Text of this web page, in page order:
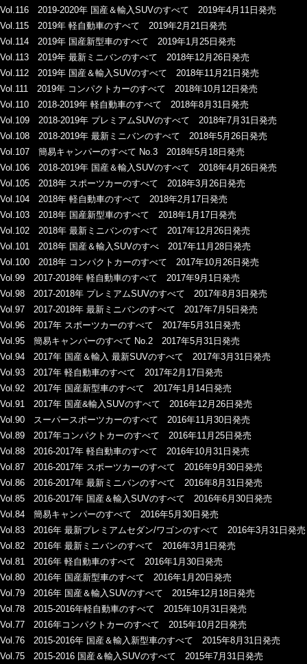
Vol.116 2019-2020年 国産＆輸入SUVのすべて 2019年4月11日発売
Vol.115 2019年 軽自動車のすべて 2019年2月21日発売
Vol.114 2019年 国産新型車のすべて 2019年1月25日発売
Vol.113 2019年 最新ミニバンのすべて 2018年12月26日発売
Vol.112 2019年 国産＆輸入SUVのすべて 2018年11月21日発売
Vol.111 2019年 コンパクトカーのすべて 2018年10月12日発売
Vol.110 2018-2019年 軽自動車のすべて 2018年8月31日発売
Vol.109 2018-2019年 プレミアムSUVのすべて 2018年7月31日発売
Vol.108 2018-2019年 最新ミニバンのすべて 2018年5月26日発売
Vol.107 簡易キャンパーのすべて No.3 2018年5月18日発売
Vol.106 2018-2019年 国産＆輸入SUVのすべて 2018年4月26日発売
Vol.105 2018年 スポーツカーのすべて 2018年3月26日発売
Vol.104 2018年 軽自動車のすべて 2018年2月17日発売
Vol.103 2018年 国産新型車のすべて 2018年1月17日発売
Vol.102 2018年 最新ミニバンのすべて 2017年12月26日発売
Vol.101 2018年 国産＆輸入SUVのすべ 2017年11月28日発売
Vol.100 2018年 コンパクトカーのすべて 2017年10月26日発売
Vol.99 2017-2018年 軽自動車のすべて 2017年9月1日発売
Vol.98 2017-2018年 プレミアムSUVのすべて 2017年8月3日発売
Vol.97 2017-2018年 最新ミニバンのすべて 2017年7月5日発売
Vol.96 2017年 スポーツカーのすべて 2017年5月31日発売
Vol.95 簡易キャンパーのすべて No.2 2017年5月31日発売
Vol.94 2017年 国産＆輸入 最新SUVのすべて 2017年3月31日発売
Vol.93 2017年 軽自動車のすべて 2017年2月17日発売
Vol.92 2017年 国産新型車のすべて 2017年1月14日発売
Vol.91 2017年 国産&輸入SUVのすべて 2016年12月26日発売
Vol.90 スーパースポーツカーのすべて 2016年11月30日発売
Vol.89 2017年コンパクトカーのすべて 2016年11月25日発売
Vol.88 2016-2017年 軽自動車のすべて 2016年10月31日発売
Vol.87 2016-2017年 スポーツカーのすべて 2016年9月30日発売
Vol.86 2016-2017年 最新ミニバンのすべて 2016年8月31日発売
Vol.85 2016-2017年 国産＆輸入SUVのすべて 2016年6月30日発売
Vol.84 簡易キャンパーのすべて 2016年5月30日発売
Vol.83 2016年 最新プレミアムセダン/ワゴンのすべて 2016年3月31日発売
Vol.82 2016年 最新ミニバンのすべて 2016年3月1日発売
Vol.81 2016年 軽自動車のすべて 2016年1月30日発売
Vol.80 2016年 国産新型車のすべて 2016年1月20日発売
Vol.79 2016年 国産＆輸入SUVのすべて 2015年12月18日発売
Vol.78 2015-2016年軽自動車のすべて 2015年10月31日発売
Vol.77 2016年コンパクトカーのすべて 2015年10月2日発売
Vol.76 2015-2016年 国産＆輸入新型車のすべて 2015年8月31日発売
Vol.75 2015-2016 国産＆輸入SUVのすべて 2015年7月31日発売